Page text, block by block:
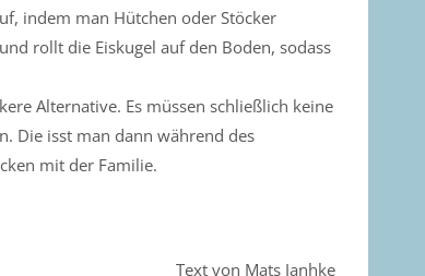
indem man Hütchen oder Stöcker
rollt die Eiskugel auf den Boden, sodass
Alternative. Es müssen schließlich keine
Die isst man dann während des
mit der Familie.
Text von Mats Janhke